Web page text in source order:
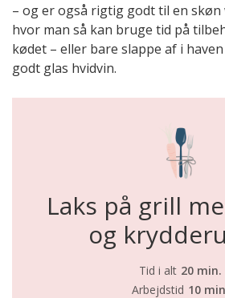
– og er også rigtig godt til en skøn
hvor man så kan bruge tid på
kødet – eller bare slappe af i
godt glas hvidvin.
Laks på grill
og
Tid i alt 20 min.
Arbejdstid 10